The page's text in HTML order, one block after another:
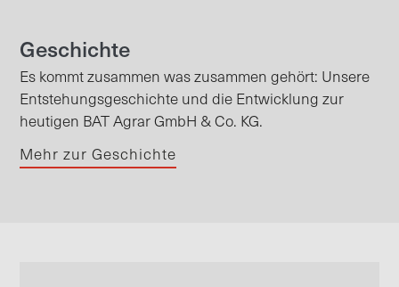
Geschichte
Es kommt zusammen was zusammen gehört: Unsere
Entstehungsgeschichte und die Entwicklung zur
heutigen BAT Agrar GmbH & Co. KG.
Mehr zur Geschichte